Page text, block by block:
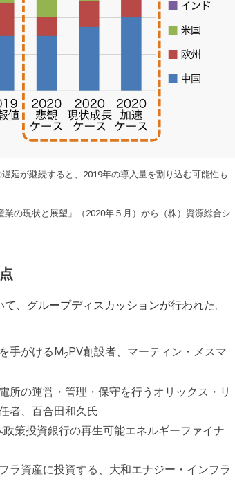
延が継続すると、2019年の導入量を割り込む可能性も
の現状と展望」（2020年５月）から（株）資源総合シ
、グループディスカッションが行われた。
手がけるM2PV創設者、マーティン・メスマ
所の運営・管理・保守を行うオリックス・リ
者、百合田和久氏
策投資銀行の再生可能エネルギーファイナ
ラ資産に投資する、大和エナジー・インフラ